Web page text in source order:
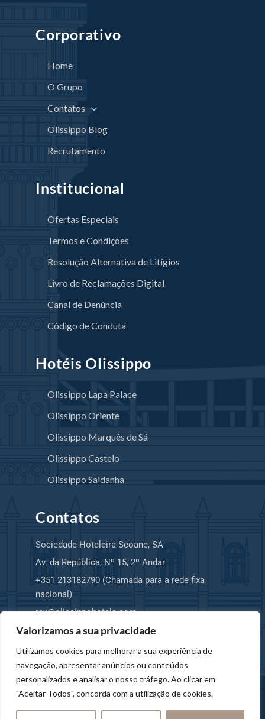
Valorizamos a sua privacidade
Utilizamos cookies para melhorar a sua experiência de
navegação, apresentar anúncios ou conteúdos
personalizados e analisar o nosso tráfego. Ao clicar em
"Aceitar Todos", concorda com a utilização de cookies.
Corporativo
Home
O Grupo
Contatos
Olissippo Blog
Recrutamento
Institucional
Ofertas Especiais
Termos e Condições
Resolução Alternativa de Litígios
Livro de Reclamações Digital
Canal de Denúncia
Código de Conduta
Hotéis Olissippo
Olissippo Lapa Palace
Olissippo Oriente
Olissippo Marquês de Sá
Olissippo Castelo
Olissippo Saldanha
Contatos
Sociedade Hoteleira Seoane, SA
Av. da República, Nº 15, 2º Andar
+351 213182790 (Chamada para a rede fixa
nacional)
rsv@olissippohotels.com
can I help you?